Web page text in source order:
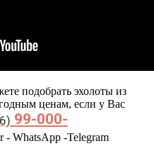
подобрать эхолоты из
ценам, если у Вас
99-000-
- WhatsApp -Telegram